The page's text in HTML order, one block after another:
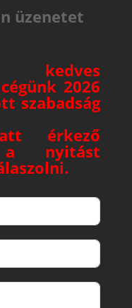
üzenetet
kedves
2026
szabadság
érkező
a nyitást